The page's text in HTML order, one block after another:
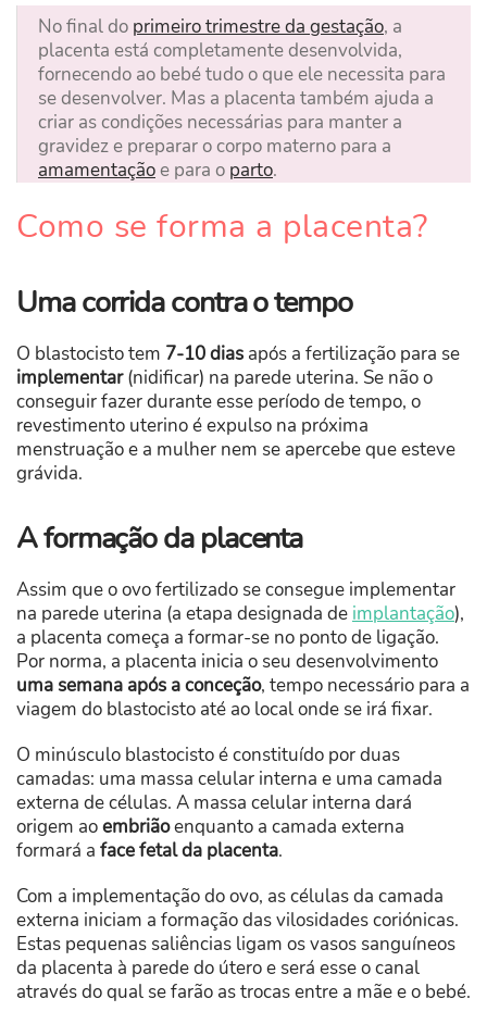
No final do primeiro trimestre da gestação, a
placenta está completamente desenvolvida,
fornecendo ao bebé tudo o que ele necessita para
se desenvolver. Mas a placenta também ajuda a
criar as condições necessárias para manter a
gravidez e preparar o corpo materno para a
amamentaçãoe para o parto.
Como se forma a placenta?
Uma corrida contra o tempo
O blastocisto tem 7-10 dias após a fertilização para se
implementar(nidificar) na parede uterina. Se não o
conseguir fazer durante esse período de tempo, o
revestimento uterino é expulso na próxima
menstruação e a mulher nem se apercebe que esteve
grávida.
A formação da placenta
Assim que o ovo fertilizado se consegue implementar
na parede uterina (a etapa designada de implantação),
a placenta começa a formar-se no ponto de ligação.
Por norma, a placenta inicia o seu desenvolvimento
uma semana após a conceção, tempo necessário para a
viagem do blastocisto até ao local onde se irá fixar.
O minúsculo blastocisto é constituído por duas
camadas: uma massa celular interna e uma camada
externa de células. A massa celular interna dará
origem aoembriãoenquanto a camada externa
formará a face fetal da placenta.
Com a implementação do ovo, as células da camada
externa iniciam a formação das vilosidades coriónicas.
Estas pequenas saliências ligam os vasos sanguíneos
da placenta à parede do útero e será esse o canal
através do qual se farão as trocas entre a mãe e o bebé.